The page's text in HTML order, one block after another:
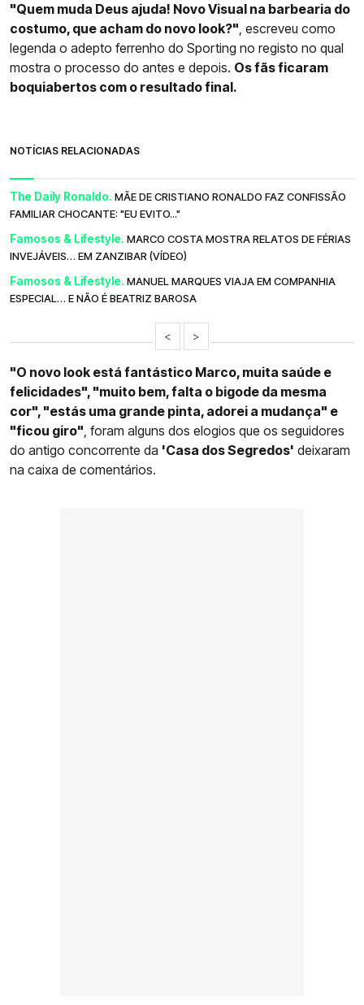
"Quem muda Deus ajuda! Novo Visual na barbearia do
costumo, que acham do novo look?", escreveu como
legenda o adepto ferrenho do Sporting no registo no qual
mostra o processo do antes e depois. Os fãs ficaram
boquiabertos com o resultado final.
NOTÍCIAS RELACIONADAS
The Daily Ronaldo. MÃE DE CRISTIANO RONALDO FAZ CONFISSÃO
FAMILIAR CHOCANTE: "EU EVITO..."
Famosos & Lifestyle. MARCO COSTA MOSTRA RELATOS DE FÉRIAS
INVEJÁVEIS… EM ZANZIBAR (VÍDEO)
Famosos & Lifestyle. MANUEL MARQUES VIAJA EM COMPANHIA
ESPECIAL… E NÃO É BEATRIZ BAROSA
< >
"O novo look está fantástico Marco, muita saúde e
felicidades", "muito bem, falta o bigode da mesma
cor", "estás uma grande pinta, adorei a mudança" e
"ficou giro", foram alguns dos elogios que os seguidores
do antigo concorrente da 'Casa dos Segredos' deixaram
na caixa de comentários.